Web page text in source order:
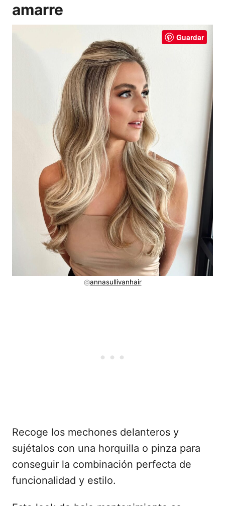
amarre
Guardar
@annasullivanhair
Recoge los mechones delanteros y
sujétalos con una horquilla o pinza para
conseguir la combinación perfecta de
funcionalidad y estilo.